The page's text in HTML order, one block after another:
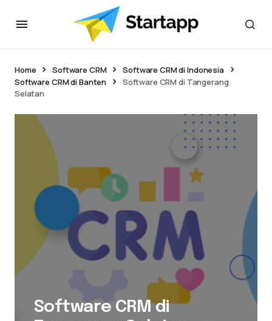
Home Software CRM
Software CRM di Indonesia
Software CRM di Banten
Software CRM di Tangerang
Selatan
Software CRM di